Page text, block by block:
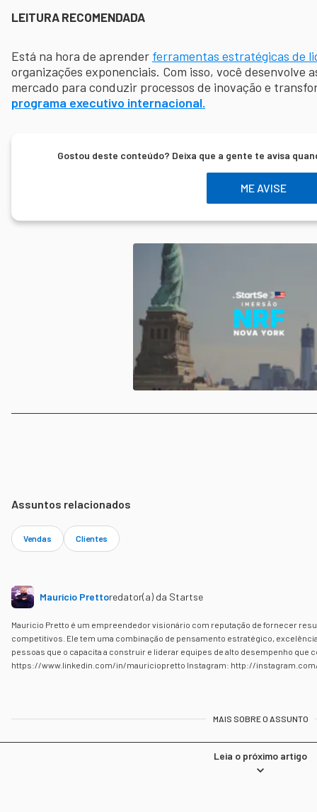
LEITURA RECOMENDADA
Está na hora de aprender ferramentas estratégicas de
organizações exponenciais. Com isso, você desenvolve
mercado para conduzir processos de inovação e
programa executivo internacional.
Gostou deste conteúdo? Deixa que a gente te avisa
ME AVISE
Assuntos relacionados
Vendas Clientes
Mauricio Prettoredator(a) da Startse
Mauricio Pretto é um empreendedor visionário com reputação de fornecer
competitivos. Ele tem uma combinação de pensamento estratégico,
pessoas que o capacita a construir e liderar equipes de alto desempenho
https://www.linkedin.com/in/mauriciopretto Instagram: http://
MAIS SOBRE O ASSUNTO
Leia o próximo artigo